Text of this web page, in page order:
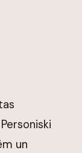
un